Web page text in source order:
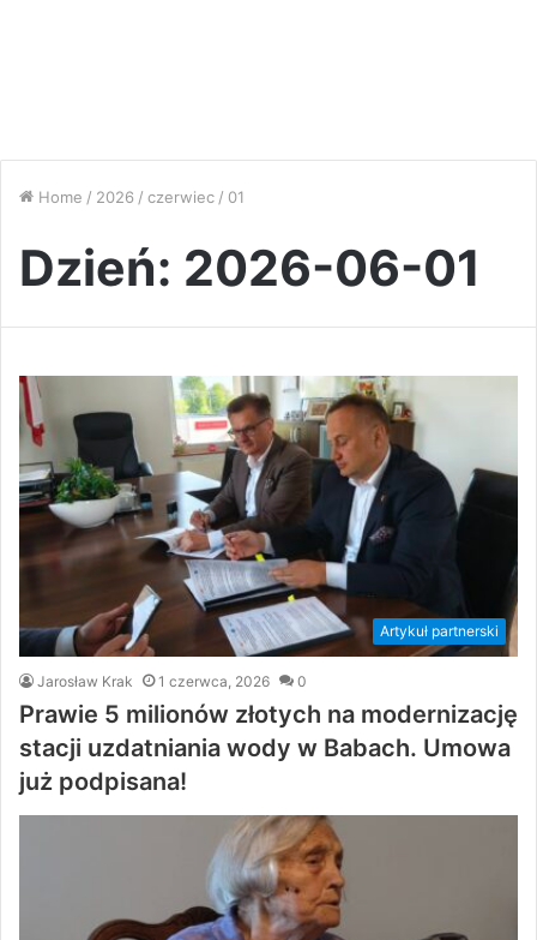
Home / 2026 / czerwiec / 01
Dzień: 2026-06-01
Artykuł partnerski
Jarosław Krak 1 czerwca, 2026 0
Prawie 5 milionów złotych na modernizację
stacji uzdatniania wody w Babach. Umowa
już podpisana!